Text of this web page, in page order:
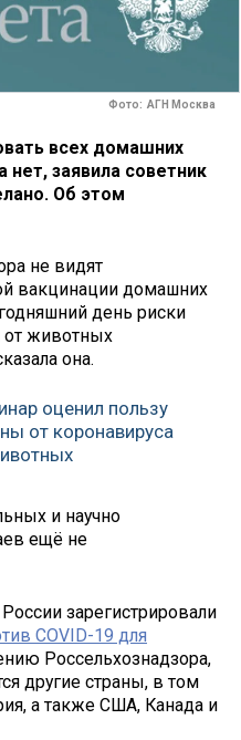
Фото: АГН Москва
всех домашних
заявила советник
Об этом
не видят
вакцинации домашних
день риски
от животных
она.
оценил пользу
от коронавируса
и научно
ещё не
зарегистрировали
COVID-19 для
Россельхознадзора,
другие страны, в том
а также США, Канада и